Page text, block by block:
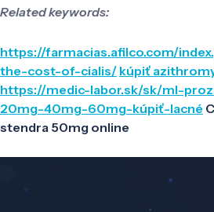
Related keywords:
https://farmacias.afilco.com/
the-cost-of-cialis/ kúpiť
https://medic-labor.sk/sk/ml-
20mg-40mg-60mg-kúpiť-lacné
stendra 50mg online